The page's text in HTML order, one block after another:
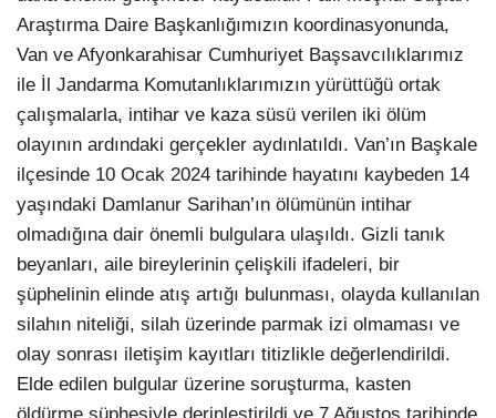
Araştırma Daire Başkanlığımızın koordinasyonunda,
Van ve Afyonkarahisar Cumhuriyet Başsavcılıklarımız
ile İl Jandarma Komutanlıklarımızın yürüttüğü ortak
çalışmalarla, intihar ve kaza süsü verilen iki ölüm
olayının ardındaki gerçekler aydınlatıldı. Van’ın Başkale
ilçesinde 10 Ocak 2024 tarihinde hayatını kaybeden 14
yaşındaki Damlanur Sarihan’ın ölümünün intihar
olmadığına dair önemli bulgulara ulaşıldı. Gizli tanık
beyanları, aile bireylerinin çelişkili ifadeleri, bir
şüphelinin elinde atış artığı bulunması, olayda kullanılan
silahın niteliği, silah üzerinde parmak izi olmaması ve
olay sonrası iletişim kayıtları titizlikle değerlendirildi.
Elde edilen bulgular üzerine soruşturma, kasten